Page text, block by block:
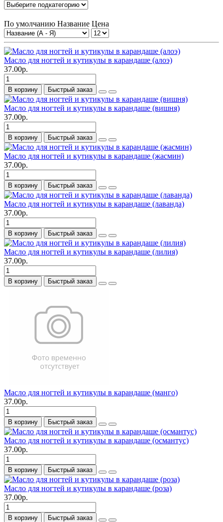
По умолчанию Название Цена
Масло для ногтей и кутикулы в карандаше (алоэ)
37.00р.
В корзину Быстрый заказ
Масло для ногтей и кутикулы в карандаше (вишня)
37.00р.
В корзину Быстрый заказ
Масло для ногтей и кутикулы в карандаше (жасмин)
37.00р.
В корзину Быстрый заказ
Масло для ногтей и кутикулы в карандаше (лаванда)
37.00р.
В корзину Быстрый заказ
Масло для ногтей и кутикулы в карандаше (лилия)
37.00р.
В корзину Быстрый заказ
Масло для ногтей и кутикулы в карандаше (манго)
37.00р.
В корзину Быстрый заказ
Масло для ногтей и кутикулы в карандаше (османтус)
37.00р.
В корзину Быстрый заказ
Масло для ногтей и кутикулы в карандаше (роза)
37.00р.
В корзину Быстрый заказ